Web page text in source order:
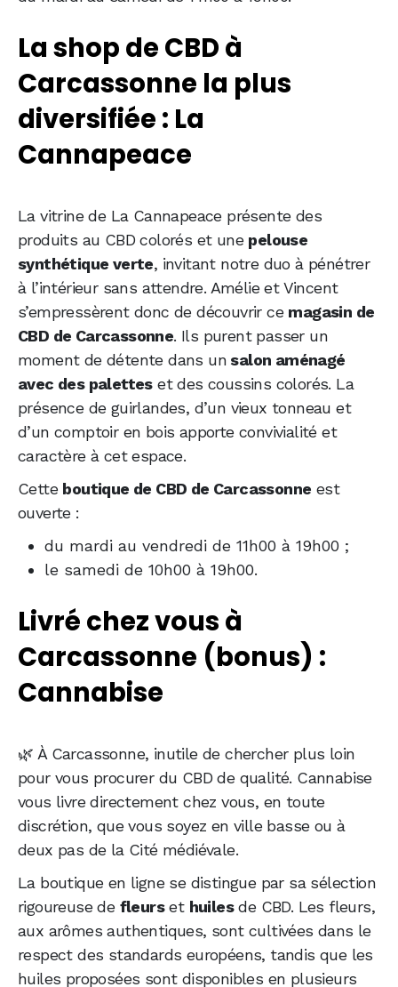
La shop de CBD à
Carcassonne la plus
diversifiée : La
Cannapeace
La vitrine de La Cannapeace présente des
produits au CBD colorés et une pelouse
synthétique verte, invitant notre duo à pénétrer
à l’intérieur sans attendre. Amélie et Vincent
s’empressèrent donc de découvrir ce magasin de
CBD de Carcassonne. Ils purent passer un
moment de détente dans un salon aménagé
avec des paletteset des coussins colorés. La
présence de guirlandes, d’un vieux tonneau et
d’un comptoir en bois apporte convivialité et
caractère à cet espace.
Cette boutique de CBD de Carcassonne est
ouverte :
du mardi au vendredi de 11h00 à 19h00 ;
le samedi de 10h00 à 19h00.
Livré chez vous à
Carcassonne (bonus) :
Cannabise
🌿 À Carcassonne, inutile de chercher plus loin
pour vous procurer du CBD de qualité. Cannabise
vous livre directement chez vous, en toute
discrétion, que vous soyez en ville basse ou à
deux pas de la Cité médiévale.
La boutique en ligne se distingue par sa sélection
rigoureuse de fleurset huilesde CBD. Les fleurs,
aux arômes authentiques, sont cultivées dans le
respect des standards européens, tandis que les
huiles proposées sont disponibles en plusieurs